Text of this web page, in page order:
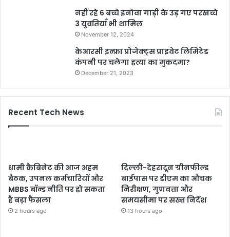
नहीं रहे 6 बच्चे इनोवा गाड़ी के उड़ गए परखच्चे
3 युवतियाँ भी शामिल
November 12, 2024
केआरसी इन्फ्रा प्रोजेक्ट्स प्राइवेट लिमिटेड
कंपनी पर चलेगा हत्या का मुकदमा?
December 21, 2023
Recent Tech News
धामी कैबिनेट की आज अहम
बैठक, उपनल कर्मचारियों और
MBBS बॉन्ड नीति पर हो सकता
है बड़ा फैसला
2 hours ago
दिल्ली-देहरादून ग्रीनफील्ड
बाईपास पर डीएम का औचक
निरीक्षण, गुणवत्ता और
समयसीमा पर सख्त निर्देश
13 hours ago